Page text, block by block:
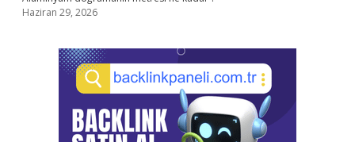
Haziran 29, 2026